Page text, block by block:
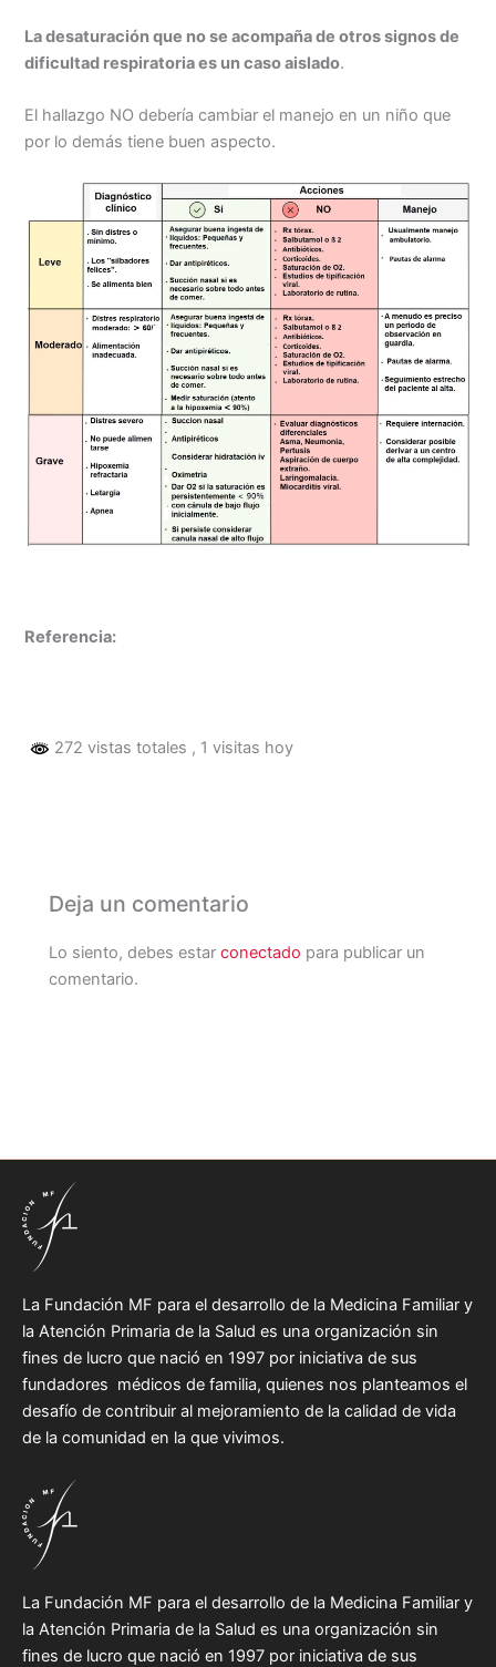
La desaturación que no se acompaña de otros signos de
dificultad respiratoria es un caso aislado.
El hallazgo NO debería cambiar el manejo en un niño que
por lo demás tiene buen aspecto.
Referencia:
272 vistas totales , 1 visitas hoy
Deja un comentario
Lo siento, debes estarconectado para publicar un
comentario.
La Fundación MF para el desarrollo de la Medicina Familiar y
la Atención Primaria de la Salud es una organización sin
fines de lucro que nació en 1997 por iniciativa de sus
fundadores médicos de familia, quienes nos planteamos el
desafío de contribuir al mejoramiento de la calidad de vida
de la comunidad en la que vivimos.
La Fundación MF para el desarrollo de la Medicina Familiar y
la Atención Primaria de la Salud es una organización sin
fines de lucro que nació en 1997 por iniciativa de sus